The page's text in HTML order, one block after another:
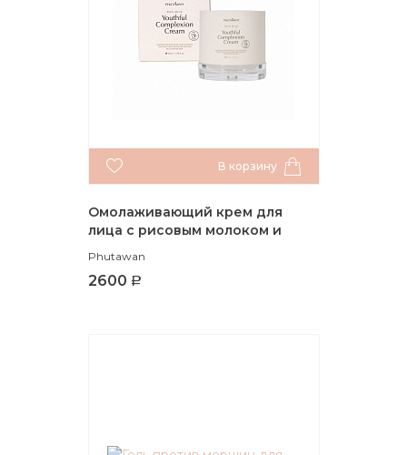
В корзину
Омолаживающий крем для
лица с рисовым молоком и
Phutawan
2600